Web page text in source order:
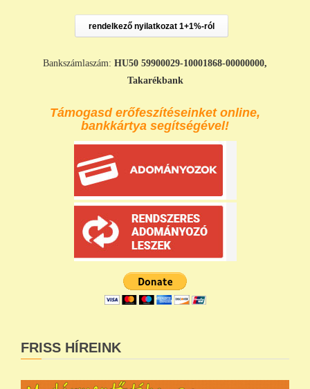
rendelkező nyilatkozat 1+1%-ról
Bankszámlaszám: HU50 59900029-10001868-00000000,
Takarékbank
Támogasd erőfeszítéseinket online,
bankkártya segítségével!
FRISS HÍREINK